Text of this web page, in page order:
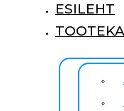
ESILEHT